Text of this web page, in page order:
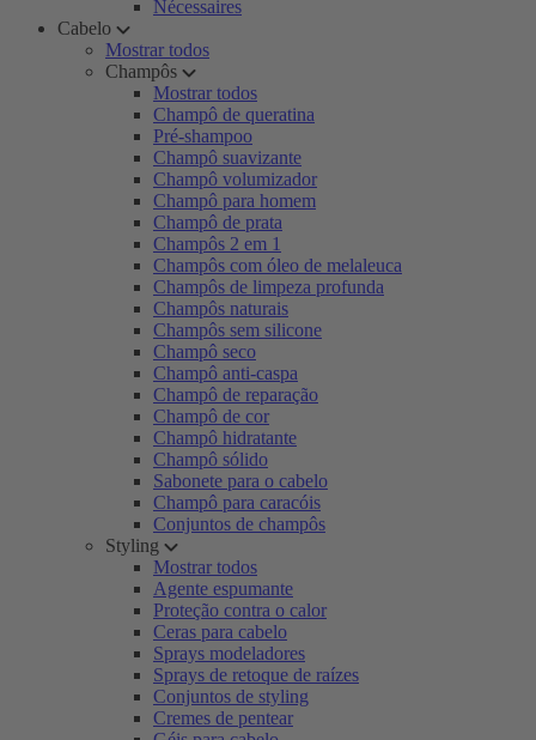
Nécessaires
Cabelo
Mostrar todos
Champôs
Mostrar todos
Champô de queratina
Pré-shampoo
Champô suavizante
Champô volumizador
Champô para homem
Champô de prata
Champôs 2 em 1
Champôs com óleo de melaleuca
Champôs de limpeza profunda
Champôs naturais
Champôs sem silicone
Champô seco
Champô anti-caspa
Champô de reparação
Champô de cor
Champô hidratante
Champô sólido
Sabonete para o cabelo
Champô para caracóis
Conjuntos de champôs
Styling
Mostrar todos
Agente espumante
Proteção contra o calor
Ceras para cabelo
Sprays modeladores
Sprays de retoque de raízes
Conjuntos de styling
Cremes de pentear